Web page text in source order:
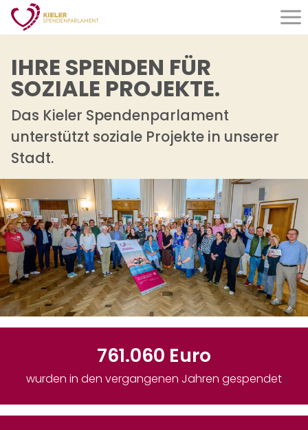
Organisation
Was wir tun
Wer wir sind
Satzung
Aktuelles
Jubiläum
Förderung
Anträge
Kriterien
Ablauf
IHRE SPENDEN FÜR
SOZIALE PROJEKTE.
Das Kieler Spendenparlament
unterstützt soziale Projekte in unserer
Stadt.
761.060 Euro
wurden in den vergangenen Jahren gespendet